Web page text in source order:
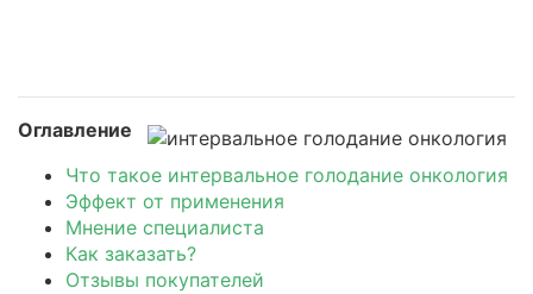
Оглавление
Что такое интервальное голодание онкология
Эффект от применения
Мнение специалиста
Как заказать?
Отзывы покупателей